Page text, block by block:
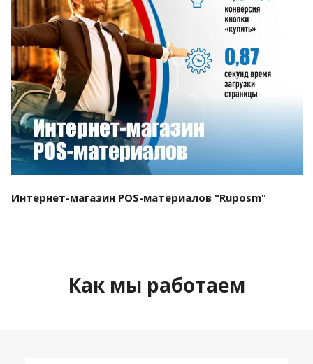
Смотреть проект
Интернет-магазин POS-материалов "Ruposm"
Как мы работаем